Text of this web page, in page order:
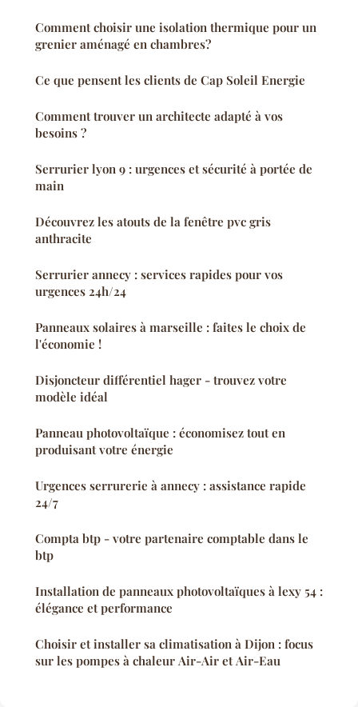
Comment choisir une isolation thermique pour un
grenier aménagé en chambres?
Ce que pensent les clients de Cap Soleil Energie
Comment trouver un architecte adapté à vos
besoins ?
Serrurier lyon 9 : urgences et sécurité à portée de
main
Découvrez les atouts de la fenêtre pvc gris
anthracite
Serrurier annecy : services rapides pour vos
urgences 24h/24
Panneaux solaires à marseille : faites le choix de
l'économie !
Disjoncteur différentiel hager - trouvez votre
modèle idéal
Panneau photovoltaïque : économisez tout en
produisant votre énergie
Urgences serrurerie à annecy : assistance rapide
24/7
Compta btp - votre partenaire comptable dans le
btp
Installation de panneaux photovoltaïques à lexy 54 :
élégance et performance
Choisir et installer sa climatisation à Dijon : focus
sur les pompes à chaleur Air-Air et Air-Eau